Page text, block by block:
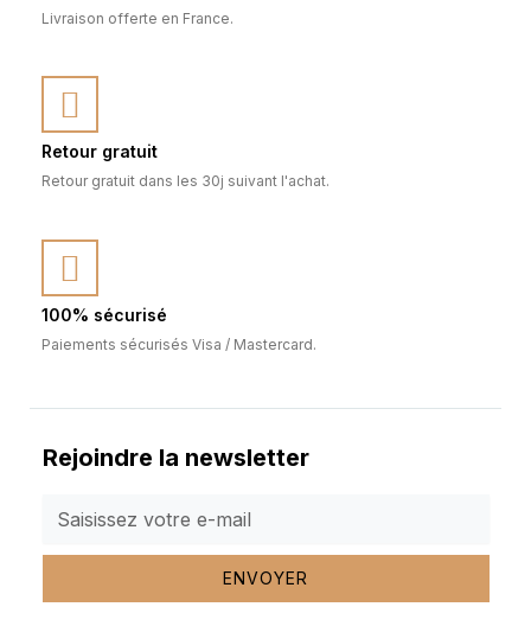
Livraison offerte en France.
Retour gratuit
Retour gratuit dans les 30j suivant l'achat.
100% sécurisé
Paiements sécurisés Visa / Mastercard.
Rejoindre la newsletter
ENVOYER